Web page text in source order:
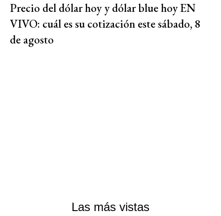
Precio del dólar hoy y dólar blue hoy EN
VIVO: cuál es su cotización este sábado, 8
de agosto
Las más vistas